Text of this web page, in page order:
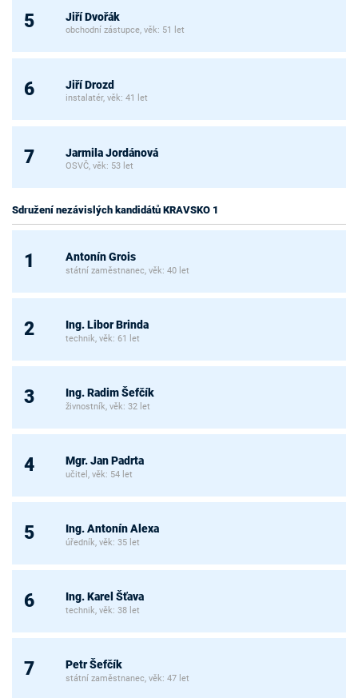
5 Jiří Dvořák
obchodní zástupce, věk: 51 let
6 Jiří Drozd
instalatér, věk: 41 let
7 Jarmila Jordánová
OSVČ, věk: 53 let
Sdružení nezávislých kandidátů KRAVSKO 1
1 Antonín Grois
státní zaměstnanec, věk: 40 let
2 Ing. Libor Brinda
technik, věk: 61 let
3 Ing. Radim Šefčík
živnostník, věk: 32 let
4 Mgr. Jan Padrta
učitel, věk: 54 let
5 Ing. Antonín Alexa
úředník, věk: 35 let
6 Ing. Karel Šťava
technik, věk: 38 let
7 Petr Šefčík
státní zaměstnanec, věk: 47 let